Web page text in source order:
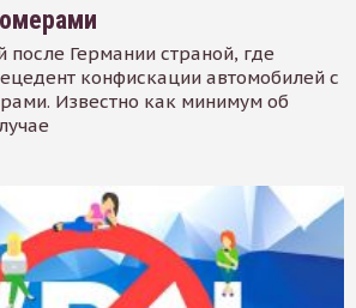
после Германии страной, где
конфискации автомобилей с
Известно как минимум об